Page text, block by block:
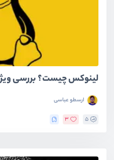
لینوکس چیست؟ بررسی
ارسطو عباسی
5
3